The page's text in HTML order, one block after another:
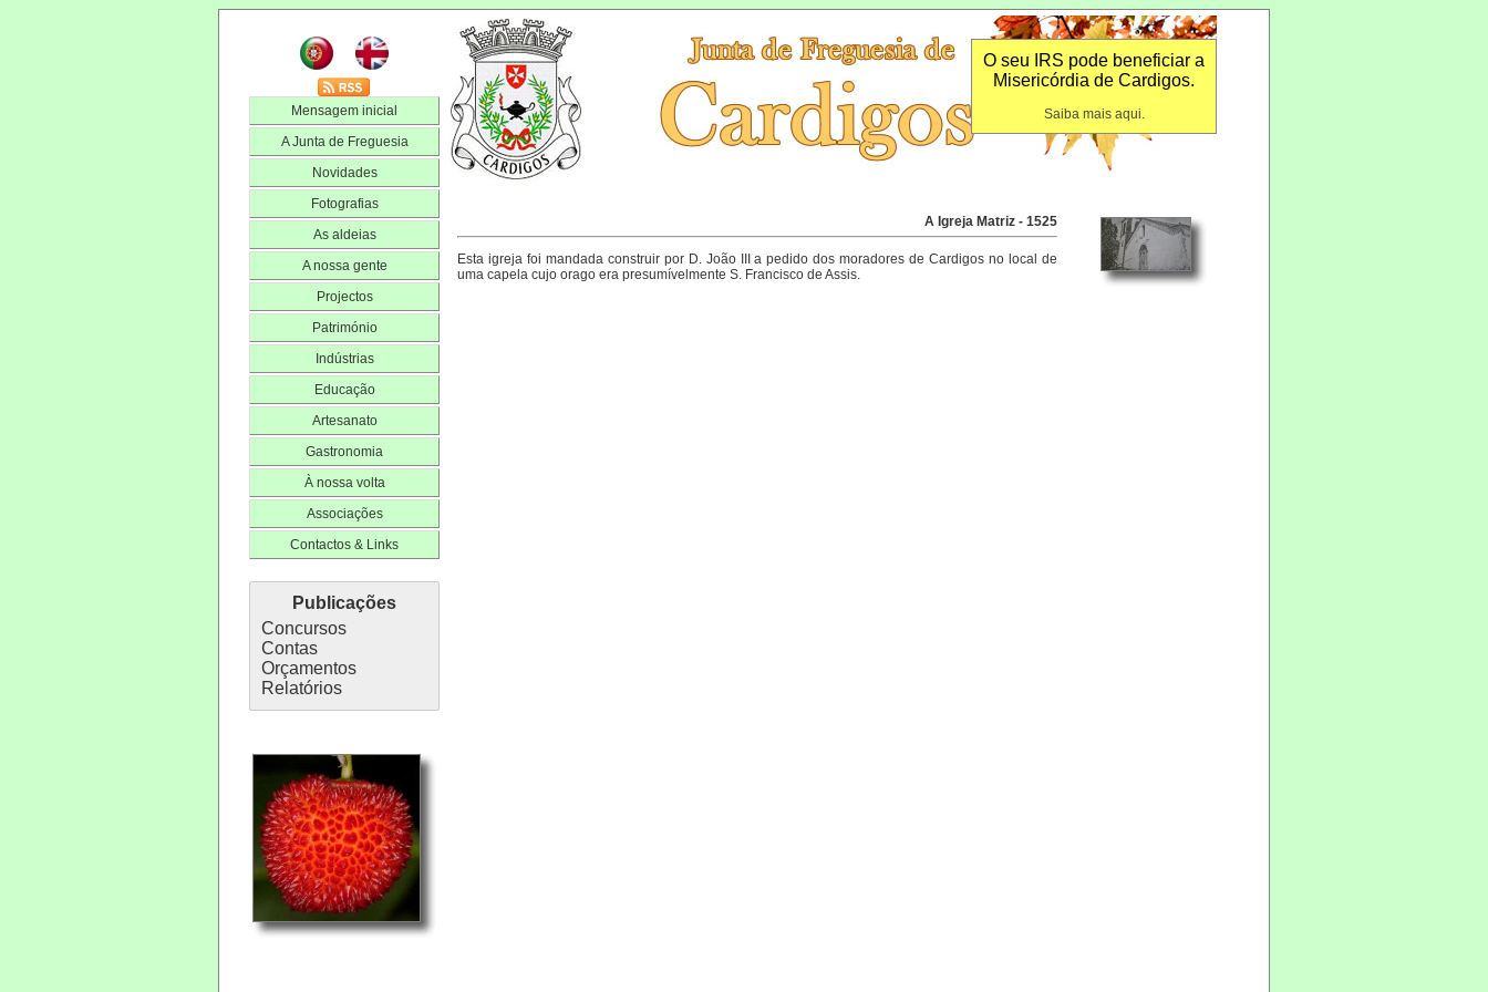
Mensagem inicial
A Junta de Freguesia
Novidades
Fotografias
As aldeias
A nossa gente
Projectos
Património
Indústrias
Educação
Artesanato
Gastronomia
À nossa volta
Associações
Contactos & Links
Publicações
Concursos
Contas
Orçamentos
Relatórios
O seu IRS pode beneficiar a
Misericórdia de Cardigos.
Saiba mais aqui.
A Igreja Matriz - 1525
Esta igreja foi mandada construir por D. João III a pedido dos moradores de Cardigos no local de
uma capela cujo orago era presumívelmente S. Francisco de Assis.